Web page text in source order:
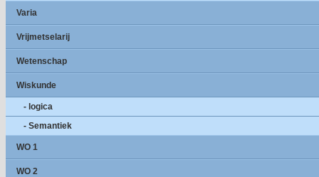
Varia
Vrijmetselarij
Wetenschap
Wiskunde
- logica
- Semantiek
WO 1
WO 2